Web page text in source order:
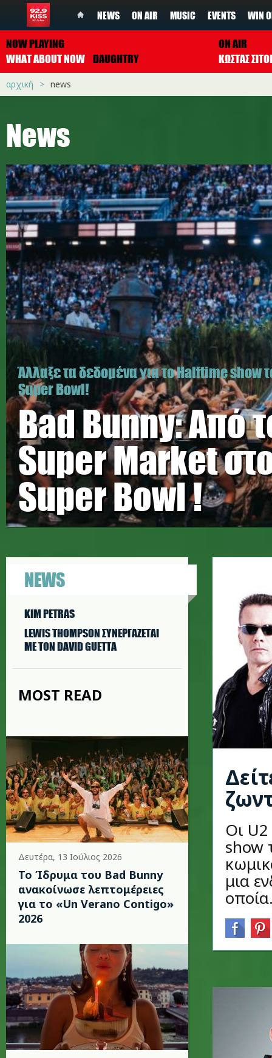
NEWS ON AIR MUSIC EVENTS WIN
NOW PLAYING
WHAT ABOUT NOW DAUGHTRY
ON AIR
ΚΩΣΤΑΣ
αρχική news
News
Άλλαξε τα δεδομένα για το Halftime show
Super Bowl!
Bad Bunny: Από
Super Market
Super Bowl !
NEWS
KIM PETRAS
LEWIS THOMPSON ΣΥΝΕΡΓAΖΕΤΑΙ
ΜΕ ΤΟΝ DAVID GUETTA
MOST READ
Δευτέρα, 13 Ιούλιος 2026
Το Ίδρυμα του Bad Bunny
ανακοίνωσε λεπτομέρειες
για το «Un Verano Contigo»
2026
Οι
show
μια